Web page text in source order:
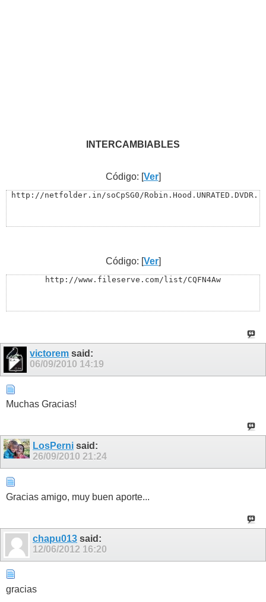
INTERCAMBIABLES
Código: [Ver]
http://netfolder.in/soCpSG0/
Código: [Ver]
http://www.fileserve.com/list/CQFN4Aw
victorem said:
06/09/2010 14:19
Muchas Gracias!
LosPerni said:
26/09/2010 21:24
Gracias amigo, muy buen aporte...
chapu013 said:
12/06/2012 16:20
gracias